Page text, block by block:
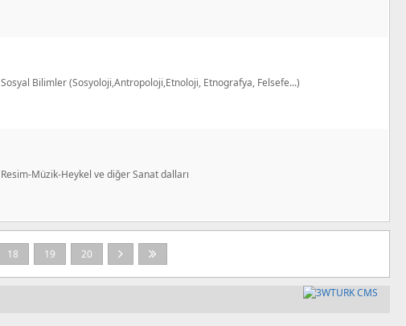
Sosyal Bilimler (Sosyoloji,Antropoloji,Etnoloji, Etnografya, Felsefe...)
Resim-Müzik-Heykel ve diğer Sanat dalları
18 19 20